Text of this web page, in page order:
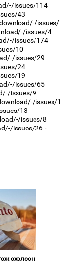
issues/114
43
issues/
issues/4
issues/174
10
issues/29
24
19
issues/65
issues/9
issues/1
13
issues/8
issues/26
эхэлсэн